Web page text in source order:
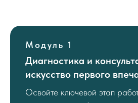
Модуль 1
Диагностика и
искусство первого
Освойте ключевой этап